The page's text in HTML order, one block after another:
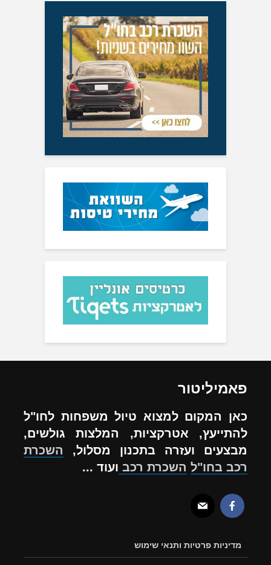
פאמיליטור
כאן המקום למצוא טיול משפחות לחו"ל
להתייעץ, אטרקציות, המלצות גולשים,
מבצעים ועזרה בתכנון מסלול, השכרת
רכב בחו"ל השכרת רכב ועוד ...
מדיניות פרטיות ותנאי שימוש